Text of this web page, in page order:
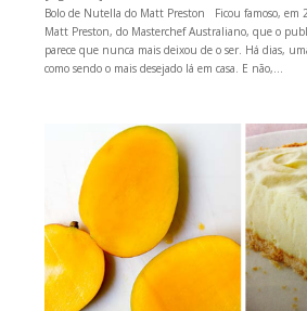
Bolo de Nutella do Matt Preston Ficou famoso, em
Matt Preston, do Masterchef Australiano, que o
parece que nunca mais deixou de o ser. Há dias,
como sendo o mais desejado lá em casa. E não,...